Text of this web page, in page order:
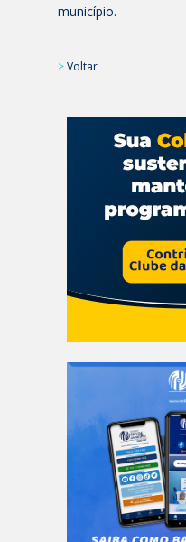
município.
>Voltar